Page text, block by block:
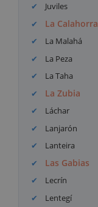
Juviles
La Calahorra
La Malahá
La Peza
La Taha
La Zubia
Láchar
Lanjarón
Lanteira
Las Gabias
Lecrín
Lentegí